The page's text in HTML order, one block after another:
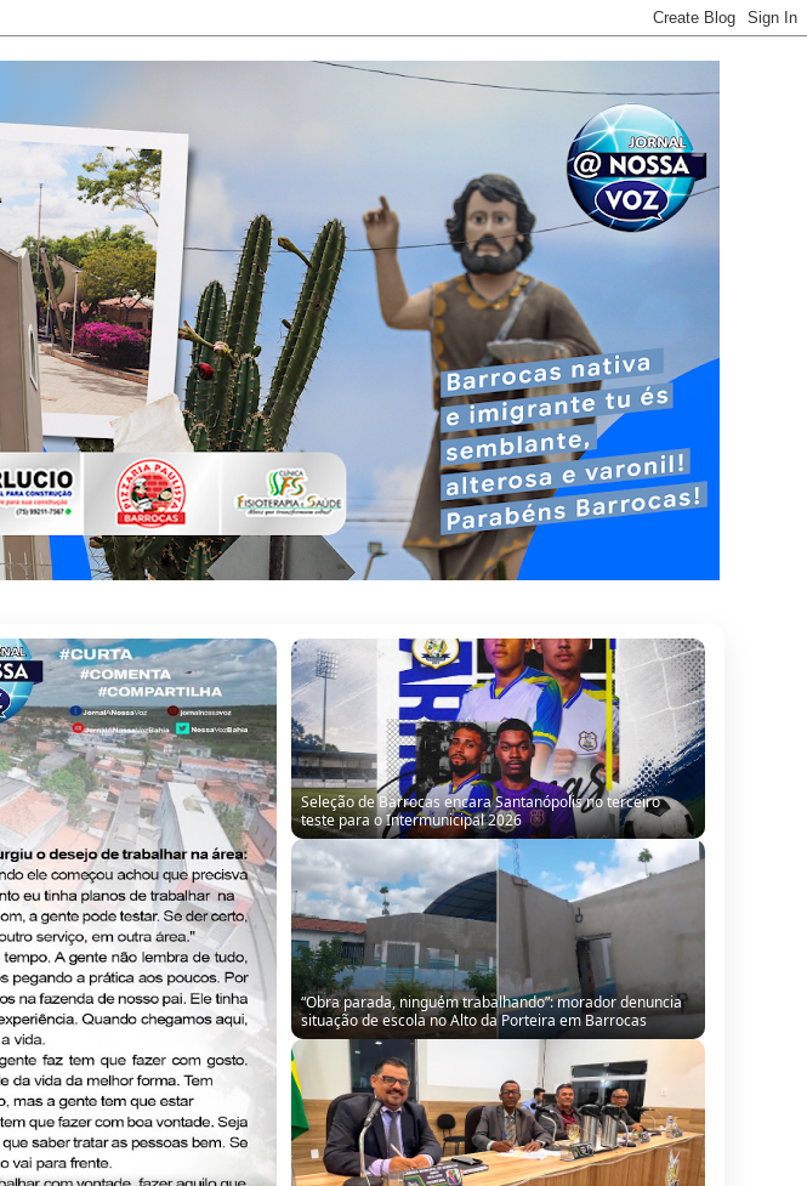
Seleção de Barrocas encara Santanópolis no terceiro
teste para o Intermunicipal 2026
“Obra parada, ninguém trabalhando”: morador denuncia
situação de escola no Alto da Porteira em Barrocas